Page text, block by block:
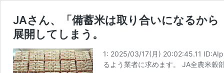
JAさん、「備蓄米は取り合いになるか
展開してしまう。
1: 2025/03/17(月) 20:02:45.11
るよう業者に求めます。 JA全農米